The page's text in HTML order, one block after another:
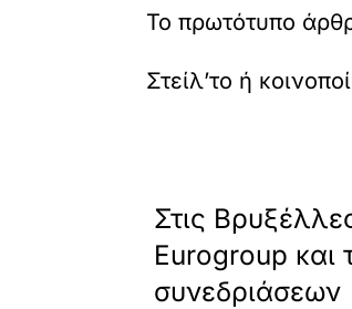
Το πρωτότυπο
Στις
Eurogroup και
συνεδριάσεων